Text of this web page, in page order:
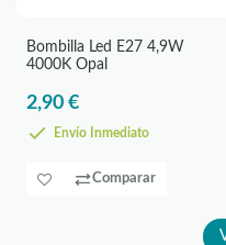
Bombilla Led E27 4,9W
4000K Opal
2,90 €
Envío Inmediato
Comparar